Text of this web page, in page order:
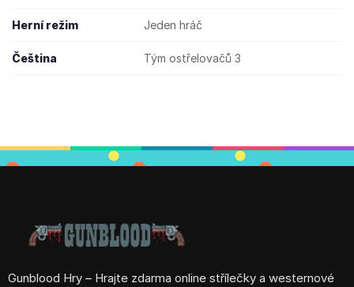
Herní režim Jeden hráč
Čeština Tým ostřelovačů 3
Gunblood Hry – Hrajte zdarma online střílečky a westernové